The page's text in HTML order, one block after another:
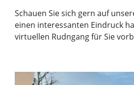
Schauen Sie sich gern auf
einen interessanten Eindruck
virtuellen Rudngang für Sie